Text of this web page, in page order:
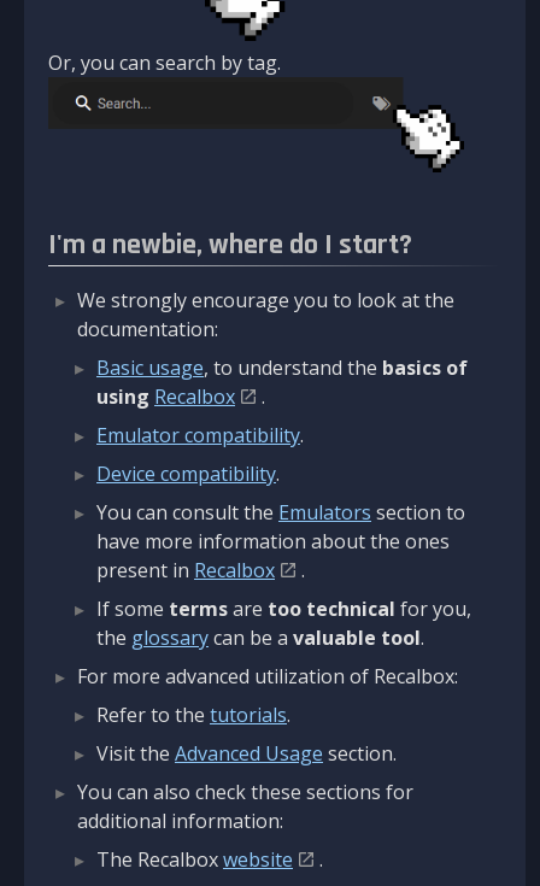
Or, you can search by tag.
I'm a newbie, where do I start?
We strongly encourage you to look at the
documentation:
Basic usage, to understand the basics of
using Recalbox
.
Emulator compatibility.
Device compatibility.
You can consult the Emulators section to
have more information about the ones
present in Recalbox
.
If some termsare too technical for you,
the glossarycan be a valuable tool.
For more advanced utilization of Recalbox:
Refer to the tutorials.
Visit the Advanced Usage section.
You can also check these sections for
additional information:
The Recalboxwebsite
.